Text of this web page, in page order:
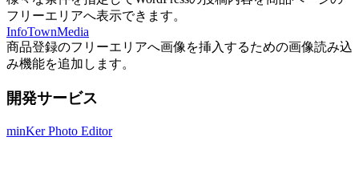
フリーエリアへ表示できます。
InfoTownMedia
商品登録のフリーエリアへ画像を挿入するための画像読み込
み機能を追加します。
開発サービス
minKer Photo Editor